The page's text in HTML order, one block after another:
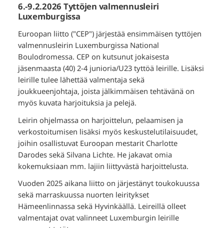
6.-9.2.2026 Tyttöjen valmennusleiri
Luxemburgissa
Euroopan liitto ("CEP") järjestää ensimmäisen tyttöjen
valmennusleirin Luxemburgissa National
Boulodromessa. CEP on kutsunut jokaisesta
jäsenmaasta (40) 2-4 junioria/U23 tyttöä leirille. Lisäksi
leirille tulee lähettää valmentaja sekä
joukkueenjohtaja, joista jälkimmäisen tehtävänä on
myös kuvata harjoituksia ja pelejä.
Leirin ohjelmassa on harjoittelun, pelaamisen ja
verkostoitumisen lisäksi myös keskustelutilaisuudet,
joihin osallistuvat Euroopan mestarit Charlotte
Darodes sekä Silvana Lichte. He jakavat omia
kokemuksiaan mm. lajiin liittyvästä harjoittelusta.
Vuoden 2025 aikana liitto on järjestänyt toukokuussa
sekä marraskuussa nuorten leiritykset
Hämeenlinnassa sekä Hyvinkäällä. Leireillä olleet
valmentajat ovat valinneet Luxemburgin leirille